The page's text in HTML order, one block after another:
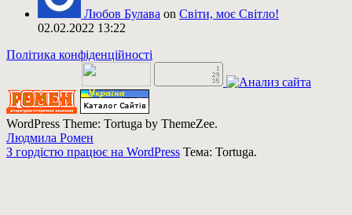
Любов Булава on Світи, моє Світло!
02.02.2022 13:22
Політика конфіденційності
WordPress Theme: Tortuga by ThemeZee.
Людмила Ромен
З гордістю працює на WordPress Тема: Tortuga.